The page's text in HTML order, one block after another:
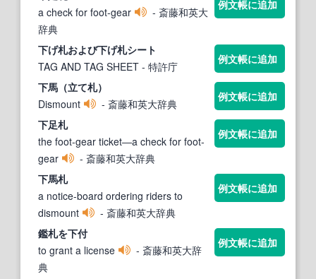
a check for foot-gear
- 斎藤和英大
辞典
例文帳に追加
下げ札および下げ札シート
TAG AND TAG SHEET - 特許庁
例文帳に追加
下馬（立て札）
Dismount
- 斎藤和英大辞典
例文帳に追加
下足札
the foot-gear ticket―a check for foot-
gear
- 斎藤和英大辞典
例文帳に追加
下馬札
a notice-board ordering riders to
dismount
- 斎藤和英大辞典
例文帳に追加
鑑札を下付
to grant a license
- 斎藤和英大辞
典
例文帳に追加